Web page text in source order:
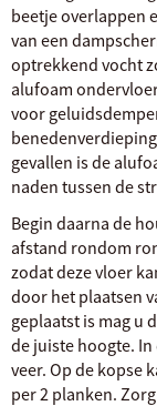
beetje overlappen
van een
optrekkend vocht
alufoam
voor
gevallen is de
naden tussen de
Begin daarna de
afstand rondom
zodat deze vloer
door het plaatsen
geplaatst is mag u
de juiste hoogte. In
veer. Op de kopse
per 2 planken.